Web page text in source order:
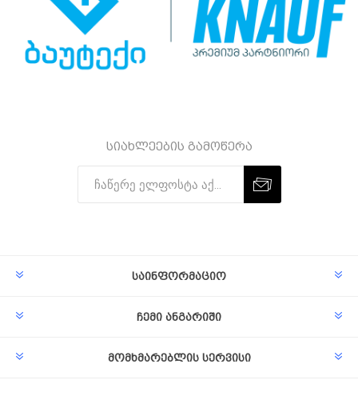
სიახლეების გამოწერა
საინფორმაციო
ჩემი ანგარიში
მომხმარებლის სერვისი